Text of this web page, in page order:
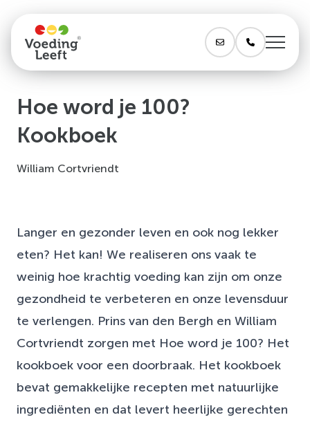
Hoe word je 100?
Kookboek
William Cortvriendt
Langer en gezonder leven en ook nog lekker
eten? Het kan! We realiseren ons vaak te
weinig hoe krachtig voeding kan zijn om onze
gezondheid te verbeteren en onze levensduur
te verlengen. Prins van den Bergh en William
Cortvriendt zorgen met Hoe word je 100? Het
kookboek voor een doorbraak. Het kookboek
bevat gemakkelijke recepten met natuurlijke
ingrediënten en dat levert heerlijke gerechten